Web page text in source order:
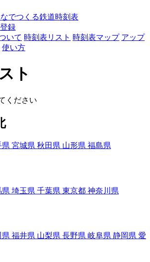
でつくる鉄道時刻表
録
いて 時刻表リスト 時刻表マップ アップ
使い方
ト
ください
県 宮城県 秋田県 山形県 福島県
県 埼玉県 千葉県 東京都 神奈川県
県 福井県 山梨県 長野県 岐阜県 静岡県 愛